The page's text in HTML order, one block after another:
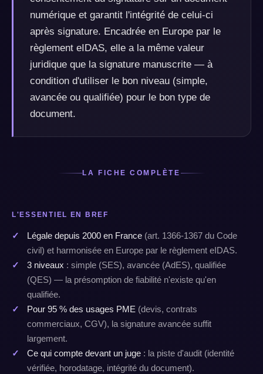
numérique et garantit l'intégrité de celui-ci
après signature. Encadrée en Europe par le
règlement eIDAS, elle a la même valeur
juridique que la signature manuscrite — à
condition d'utiliser le bon niveau (simple,
avancée ou qualifiée) pour le bon type de
document.
LA FICHE COMPLÈTE
L'ESSENTIEL EN BREF
Légale depuis 2000 en France (art. 1366-1367 du Code
civil) et harmonisée en Europe par le règlement eIDAS.
3 niveaux : simple (SES), avancée (AdES), qualifiée
(QES) — la présomption de fiabilité n'existe qu'en
qualifiée.
Pour 95 % des usages PME (devis, contrats
commerciaux, CGV), la signature avancée suffit
largement.
Ce qui compte devant un juge : la piste d'audit (identité
vérifiée, horodatage, intégrité du document).